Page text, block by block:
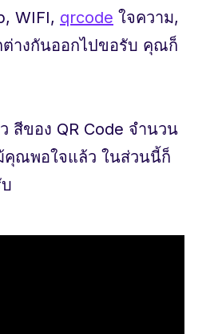
WIFI, qrcode ใจความ,
ต่างกันออกไปขอรับ คุณก็
สีของ QR Code จำนวน
คุณพอใจแล้ว ในส่วนนี้ก็